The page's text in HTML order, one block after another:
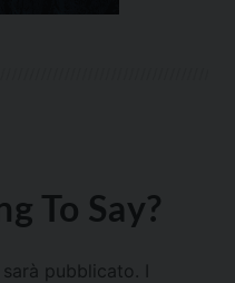
To Say?
pubblicato.